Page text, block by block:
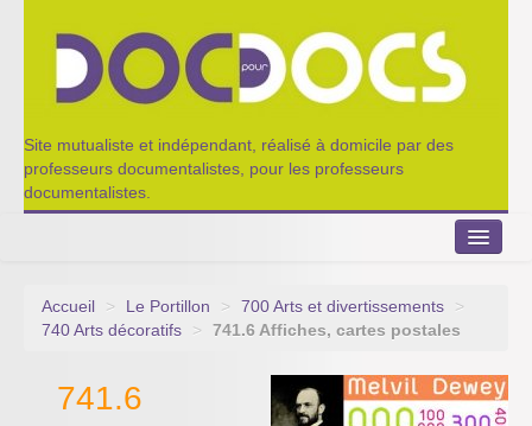
Site mutualiste et indépendant, réalisé à domicile par des
professeurs documentalistes, pour les professeurs
documentalistes.
Le Portillon
Accueil > Le Portillon > 700 Arts et divertissements
>
740 Arts décoratifs
> 741.6 Affiches, cartes postales
741.6